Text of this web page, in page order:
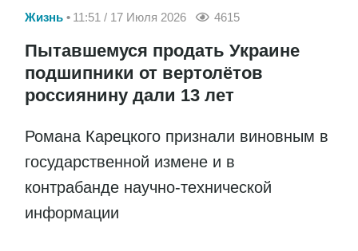
Жизнь 11:51 / 17 Июля 2026 4615
Пытавшемуся продать Украине
подшипники от вертолётов
россиянину дали 13 лет
Романа Карецкого признали виновным в
государственной измене и в
контрабанде научно-технической
информации